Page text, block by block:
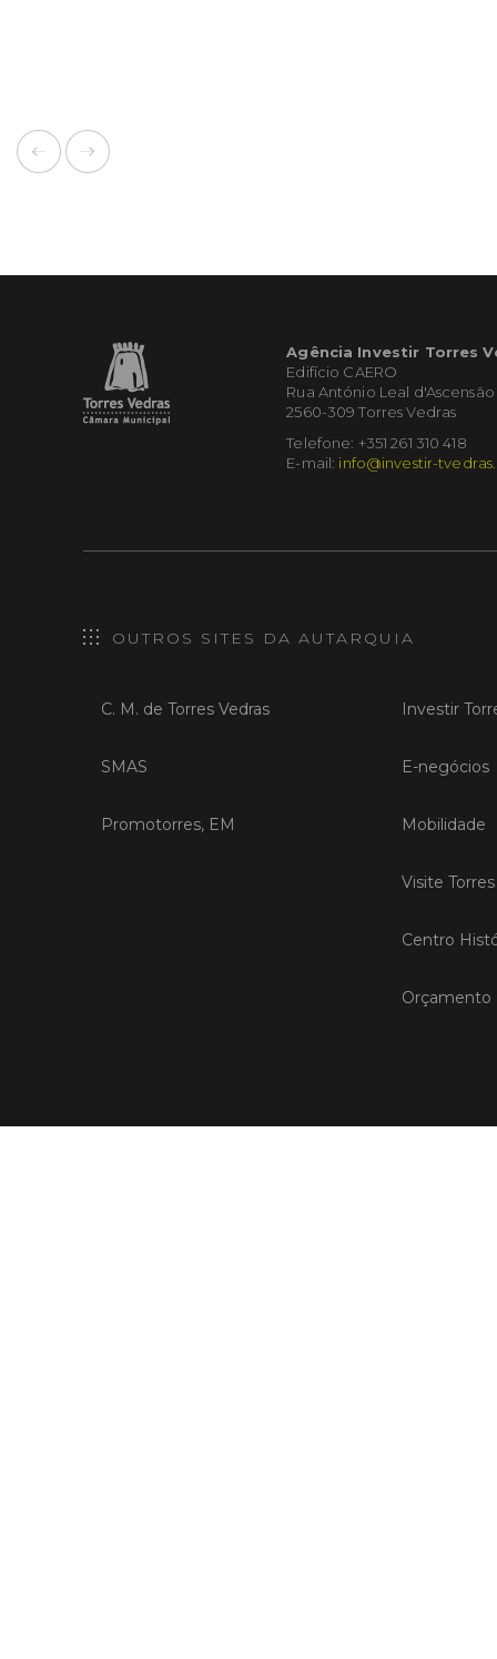
Agência Investir Torres
Edifício CAERO
Rua António Leal d'Ascensão
2560-309 Torres Vedras
Telefone: +351 261 310 418
E-mail: info@investir-
OUTROS SITES DA AUTARQUIA
C. M. de Torres Vedras
SMAS
Promotorres, EM
Investir
E-negócios
Mobilidade
Visite
Centro
Orçamento